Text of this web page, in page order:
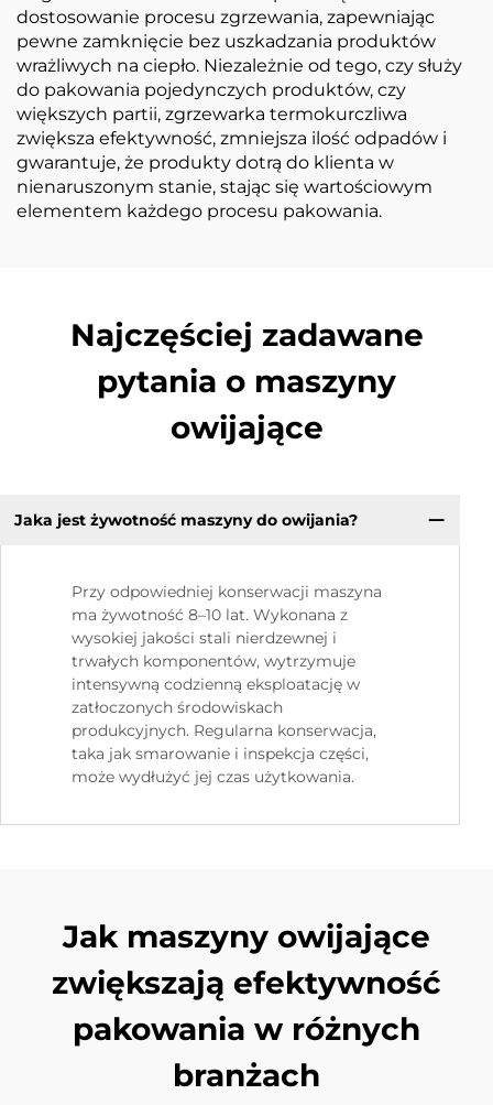
dostosowanie procesu zgrzewania, zapewniając
pewne zamknięcie bez uszkadzania produktów
wrażliwych na ciepło. Niezależnie od tego, czy służy
do pakowania pojedynczych produktów, czy
większych partii, zgrzewarka termokurczliwa
zwiększa efektywność, zmniejsza ilość odpadów i
gwarantuje, że produkty dotrą do klienta w
nienaruszonym stanie, stając się wartościowym
elementem każdego procesu pakowania.
Najczęściej zadawane
pytania o maszyny
owijające
Jaka jest żywotność maszyny do owijania?
Przy odpowiedniej konserwacji maszyna
ma żywotność 8–10 lat. Wykonana z
wysokiej jakości stali nierdzewnej i
trwałych komponentów, wytrzymuje
intensywną codzienną eksploatację w
zatłoczonych środowiskach
produkcyjnych. Regularna konserwacja,
taka jak smarowanie i inspekcja części,
może wydłużyć jej czas użytkowania.
Jak maszyny owijające
zwiększają efektywność
pakowania w różnych
branżach